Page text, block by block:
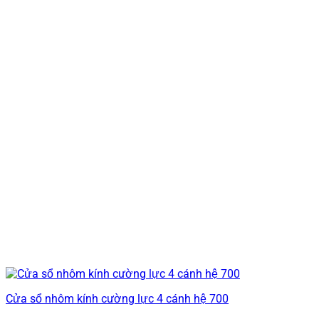
Cửa sổ nhôm kính cường lực 4 cánh hệ 700